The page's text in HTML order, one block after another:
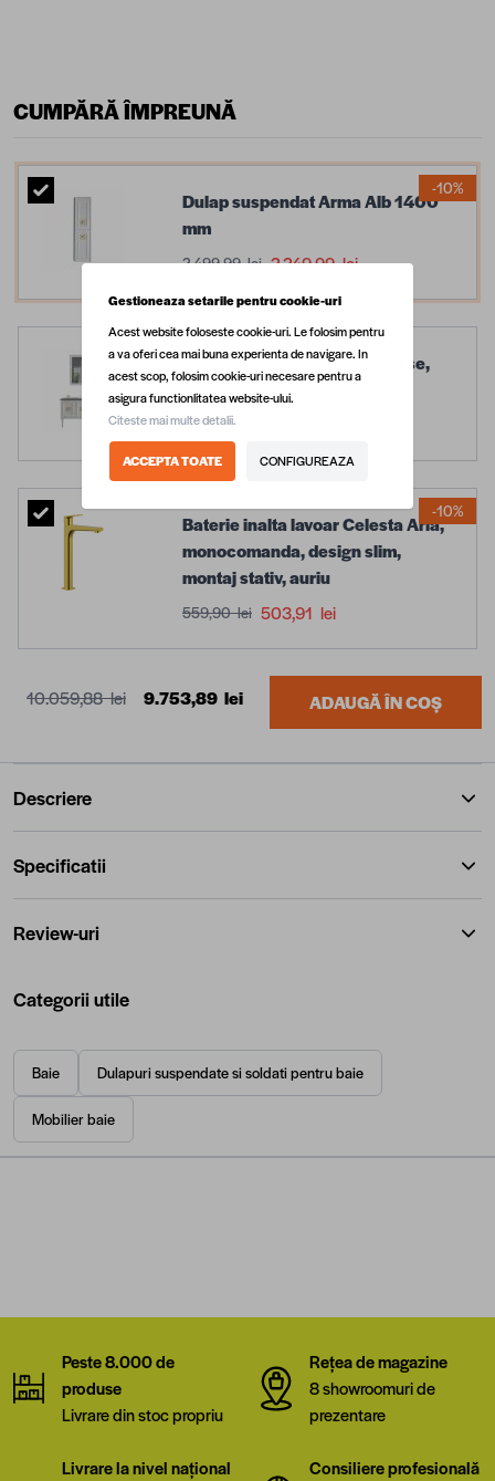
CUMPĂRĂ ÎMPREUNĂ
Dulap suspendat Arma Alb 1400
mm
2.499,99 lei 2.249,99 lei
-10%
Set mobilier baie Arma, 3 piese,
alb, 120 cm
6.999,99 lei
Baterie inalta lavoar Celesta Aria,
monocomanda, design slim,
montaj stativ, auriu
559,90 lei 503,91 lei
-10%
10.059,88 lei 9.753,89 lei ADAUGĂ ÎN COȘ
Descriere
Specificatii
Review-uri
Categorii utile
Baie Dulapuri suspendate si soldati pentru baie
Mobilier baie
Peste 8.000 de
produse
Livrare din stoc propriu
Rețea de magazine
8 showroomuri de
prezentare
Livrare la nivel național
Consiliere profesională
Gestioneaza setarile pentru cookie-uri
Acest website foloseste cookie-uri. Le folosim pentru
a va oferi cea mai buna experienta de navigare. In
acest scop, folosim cookie-uri necesare pentru a
asigura functionlitatea website-ului.
Citeste mai multe detalii.
ACCEPTA TOATE CONFIGUREAZA